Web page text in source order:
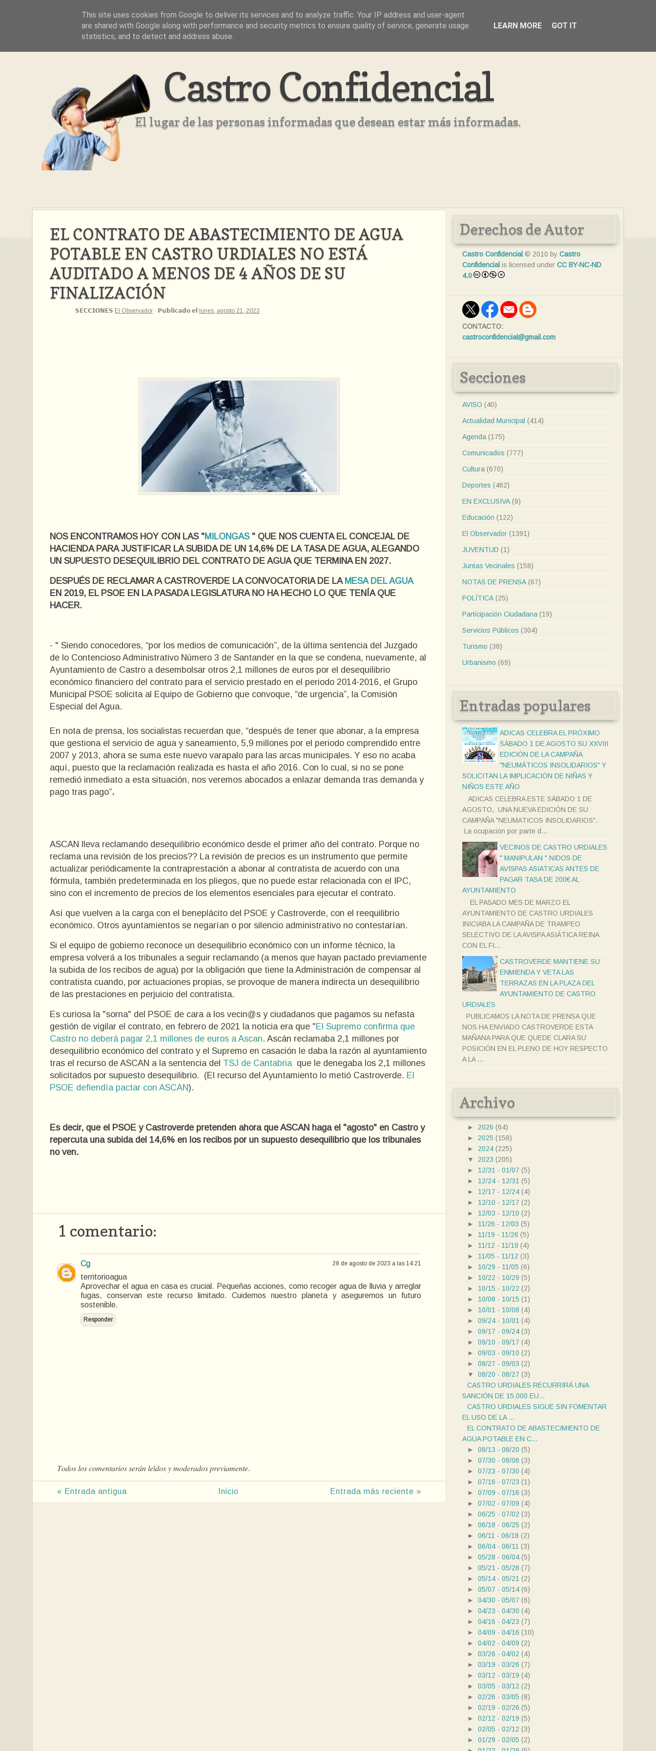
Aviso Legal Quienes Somos ??
Castro Confidencial
El lugar de las personas informadas que desean estar más informadas.
EL CONTRATO DE ABASTECIMIENTO DE AGUA
POTABLE EN CASTRO URDIALES NO ESTÁ
AUDITADO A MENOS DE 4 AÑOS DE SU
FINALIZACIÓN
𝗦𝗘𝗖𝗖𝗜𝗢𝗡𝗘𝗦 El Observador · 𝗣𝘂𝗯𝗹𝗶𝗰𝗮𝗱𝗼 𝗲𝗹 lunes, agosto 21, 2023
NOS ENCONTRAMOS HOY CON LAS "MILONGAS " QUE NOS CUENTA EL CONCEJAL DE
HACIENDA PARA JUSTIFICAR LA SUBIDA DE UN 14,6% DE LA TASA DE AGUA, ALEGANDO
UN SUPUESTO DESEQUILIBRIO DEL CONTRATO DE AGUA QUE TERMINA EN 2027.
DESPUÉS DE RECLAMAR A CASTROVERDE LA CONVOCATORIA DE LA MESA DEL AGUA
EN 2019, EL PSOE EN LA PASADA LEGISLATURA NO HA HECHO LO QUE TENÍA QUE
HACER.
- " Siendo conocedores, “por los medios de comunicación”, de la última sentencia del Juzgado
de lo Contencioso Administrativo Número 3 de Santander en la que se condena, nuevamente, al
Ayuntamiento de Castro a desembolsar otros 2,1 millones de euros por el desequilibrio
económico financiero del contrato para el servicio prestado en el periodo 2014-2016, el Grupo
Municipal PSOE solicita al Equipo de Gobierno que convoque, “de urgencia”, la Comisión
Especial del Agua.
En nota de prensa, los socialistas recuerdan que, “después de tener que abonar, a la empresa
que gestiona el servicio de agua y saneamiento, 5,9 millones por el periodo comprendido entre
2007 y 2013, ahora se suma este nuevo varapalo para las arcas municipales. Y eso no acaba
aquí, puesto que la reclamación realizada es hasta el año 2016. Con lo cual, si no se pone
remedió inmediato a esta situación, nos veremos abocados a enlazar demanda tras demanda y
pago tras pago”.
ASCAN lleva reclamando desequilibrio económico desde el primer año del contrato. Porque no
reclama una revisión de los precios?? La revisión de precios es un instrumento que permite
actualizar periódicamente la contraprestación a abonar al contratista de acuerdo con una
fórmula, también predeterminada en los pliegos, que no puede estar relacionada con el IPC,
sino con el incremento de precios de los elementos esenciales para ejecutar el contrato.
Así que vuelven a la carga con el beneplácito del PSOE y Castroverde, con el reequilibrio
económico. Otros ayuntamientos se negarían o por silencio administrativo no contestarían.
Si el equipo de gobierno reconoce un desequilibrio económico con un informe técnico, la
empresa volverá a los tribunales a seguir reclamando (a menos que hayan pactado previamente
la subida de los recibos de agua) por la obligación que tiene la Administración de compensar al
contratista cuando, por actuaciones propias, se provoque de manera indirecta un desequilibrio
de las prestaciones en perjuicio del contratista.
Es curiosa la "sorna" del PSOE de cara a los vecin@s y ciudadanos que pagamos su nefasta
gestión de vigilar el contrato, en febrero de 2021 la noticia era que "El Supremo confirma que
Castro no deberá pagar 2,1 millones de euros a Ascan. Ascán reclamaba 2,1 millones por
desequilibrio económico del contrato y el Supremo en casación le daba la razón al ayuntamiento
tras el recurso de ASCAN a la sentencia del TSJ de Cantabria que le denegaba los 2,1 millones
solicitados por supuesto desequilibrio. (El recurso del Ayuntamiento lo metió Castroverde. El
PSOE defiendía pactar con ASCAN).
Es decir, que el PSOE y Castroverde pretenden ahora que ASCAN haga el "agosto" en Castro y
repercuta una subida del 14,6% en los recibos por un supuesto desequilibrio que los tribunales
no ven.
1 comentario:
Cg 28 de agosto de 2023 a las 14:21
territorioagua
Aprovechar el agua en casa es crucial. Pequeñas acciones, como recoger agua de lluvia y arreglar
fugas, conservan este recurso limitado. Cuidemos nuestro planeta y aseguremos un futuro
sostenible.
Responder
𝑇𝑜𝑑𝑜𝑠 𝑙𝑜𝑠 𝑐𝑜𝑚𝑒𝑛𝑡𝑎𝑟𝑖𝑜𝑠 𝑠𝑒𝑟𝑎́𝑛 𝑙𝑒𝑖́𝑑𝑜𝑠 𝑦 𝑚𝑜𝑑𝑒𝑟𝑎𝑑𝑜𝑠 𝑝𝑟𝑒𝑣𝑖𝑎𝑚𝑒𝑛𝑡𝑒.
Entrada más reciente »
« Entrada antigua Inicio
Derechos de Autor
Castro Confidencial © 2010 by Castro
Confidencial is licensed under CC BY-NC-ND
4.0
CONTACTO:
castroconfidencial@gmail.com
Secciones
AVISO (40)
Actualidad Municipal (414)
Agenda (175)
Comunicados (777)
Cultura (670)
Deportes (462)
EN EXCLUSIVA (9)
Educación (122)
El Observador (1391)
JUVENTUD (1)
Juntas Vecinales (158)
NOTAS DE PRENSA (67)
POLÍTICA (25)
Participación Ciudadana (19)
Servicios Públicos (304)
Turismo (38)
Urbanismo (69)
Entradas populares
ADICAS CELEBRA EL PRÓXIMO
SÁBADO 1 DE AGOSTO SU XXVIII
EDICIÓN DE LA CAMPAÑA
"NEUMÁTICOS INSOLIDARIOS" Y
SOLICITAN LA IMPLICACIÓN DE NIÑAS Y
NIÑOS ESTE AÑO
ADICAS CELEBRA ESTE SÁBADO 1 DE
AGOSTO, UNA NUEVA EDICIÓN DE SU
CAMPAÑA "NEUMATICOS INSOLIDARIOS".
La ocupación por parte d...
VECINOS DE CASTRO URDIALES
" MANIPULAN " NIDOS DE
AVISPAS ASIATICAS ANTES DE
PAGAR TASA DE 200€ AL
AYUNTAMIENTO
EL PASADO MES DE MARZO EL
AYUNTAMIENTO DE CASTRO URDIALES
INICIABA LA CAMPAÑA DE TRAMPEO
SELECTIVO DE LA AVISPA ASIÁTICA REINA
CON EL FI...
CASTROVERDE MANTIENE SU
ENMIENDA Y VETA LAS
TERRAZAS EN LA PLAZA DEL
AYUNTAMIENTO DE CASTRO
URDIALES
PUBLICAMOS LA NOTA DE PRENSA QUE
NOS HA ENVIADO CASTROVERDE ESTA
MAÑANA PARA QUE QUEDE CLARA SU
POSICIÓN EN EL PLENO DE HOY RESPECTO
A LA ...
Archivo
► 2026 (64)
► 2025 (158)
► 2024 (225)
▼
2023 (205)
► 12/31 - 01/07 (5)
► 12/24 - 12/31 (5)
► 12/17 - 12/24 (4)
► 12/10 - 12/17 (2)
► 12/03 - 12/10 (2)
► 11/26 - 12/03 (5)
► 11/19 - 11/26 (5)
► 11/12 - 11/19 (4)
► 11/05 - 11/12 (3)
► 10/29 - 11/05 (6)
► 10/22 - 10/29 (5)
► 10/15 - 10/22 (2)
► 10/08 - 10/15 (1)
► 10/01 - 10/08 (4)
► 09/24 - 10/01 (4)
► 09/17 - 09/24 (3)
► 09/10 - 09/17 (4)
► 09/03 - 09/10 (2)
► 08/27 - 09/03 (2)
▼
08/20 - 08/27 (3)
CASTRO URDIALES RECURRIRÁ UNA
SANCIÓN DE 15.000 EU...
CASTRO URDIALES SIGUE SIN FOMENTAR
EL USO DE LA ...
EL CONTRATO DE ABASTECIMIENTO DE
AGUA POTABLE EN C...
► 08/13 - 08/20 (5)
► 07/30 - 08/06 (3)
► 07/23 - 07/30 (4)
► 07/16 - 07/23 (1)
► 07/09 - 07/16 (3)
► 07/02 - 07/09 (4)
► 06/25 - 07/02 (3)
► 06/18 - 06/25 (2)
► 06/11 - 06/18 (2)
► 06/04 - 06/11 (3)
► 05/28 - 06/04 (5)
► 05/21 - 05/28 (7)
► 05/14 - 05/21 (2)
► 05/07 - 05/14 (6)
► 04/30 - 05/07 (6)
► 04/23 - 04/30 (4)
► 04/16 - 04/23 (7)
► 04/09 - 04/16 (10)
► 04/02 - 04/09 (2)
► 03/26 - 04/02 (4)
► 03/19 - 03/26 (7)
► 03/12 - 03/19 (4)
► 03/05 - 03/12 (2)
► 02/26 - 03/05 (8)
► 02/19 - 02/26 (5)
► 02/12 - 02/19 (5)
► 02/05 - 02/12 (3)
► 01/29 - 02/05 (2)
This site uses cookies from Google to deliver its services and to analyze traffic. Your IP address and user-agent
are shared with Google along with performance and security metrics to ensure quality of service, generate usage
statistics, and to detect and address abuse.
LEARN MORE GOT IT